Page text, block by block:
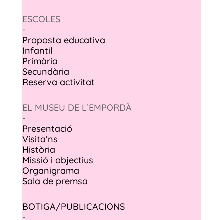
ESCOLES
-
Proposta educativa
Infantil
Primària
Secundària
Reserva activitat
EL MUSEU DE L’EMPORDÀ
-
Presentació
Visita’ns
Història
Missió i objectius
Organigrama
Sala de premsa
BOTIGA/PUBLICACIONS
-